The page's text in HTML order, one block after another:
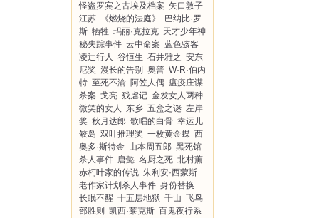
怪盗罗宾之古埃及档案 矢口敦子
江苏
《燃烧的法庭》
巴纳比·罗
斯 牺牲 玛丽·克拉克 天才少年神
秘失踪事件 云中命案 蓝色骇客
凌辻行人 谷恒生 石井雅之 安东
尼奖 漫长的告别 奥普 W·R·伯内
特 至死不渝 阿笠人偶 瘟疫庄谋
杀案 戈亮 残虐记 金发女人两种
微笑的女人
东乡 五盒之谜 左岸
奖 秋月达郎 歌唱的白骨 幸运儿
鲛岛 双叶推理奖 一枚黄金蝶 西
奥多·斯特金 山本周五郎 黑死馆
杀人事件 唐懿 名厨之死 北村薰
赤朽叶家的传说 朱利安·西蒙斯
老作家计划杀人事件 身份替换
长眠不醒 十五层地狱 千山 飞鸟
部胜则
凯西·莱克斯 百鬼夜行系